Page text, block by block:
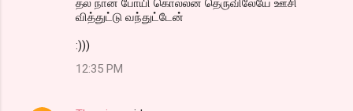
வித்துட்டு வந்துட்டேன்
:)))
12:35 PM